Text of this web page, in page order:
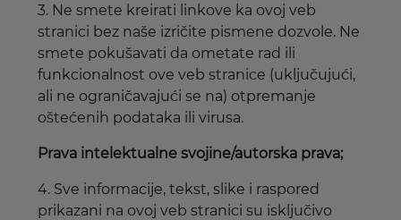
3. Ne smete kreirati linkove ka ovoj veb
stranici bez naše izričite pismene dozvole. Ne
smete pokušavati da ometate rad ili
funkcionalnost ove veb stranice (uključujući,
ali ne ograničavajući se na) otpremanje
oštećenih podataka ili virusa.
Prava intelektualne svojine/autorska prava;
4. Sve informacije, tekst, slike i raspored
prikazani na ovoj veb stranici su isključivo